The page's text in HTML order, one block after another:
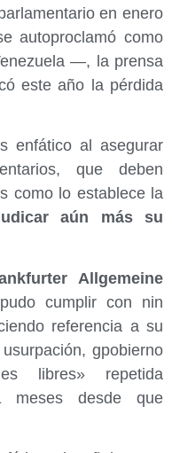
en enero
autoproclamó como
—, la prensa
este año la pérdida
enfático al asegurar
que deben
como lo establece la
aún más su
Allgemeine
cumplir con nin
referencia a su
gpobierno
libres» repetida
meses desde que